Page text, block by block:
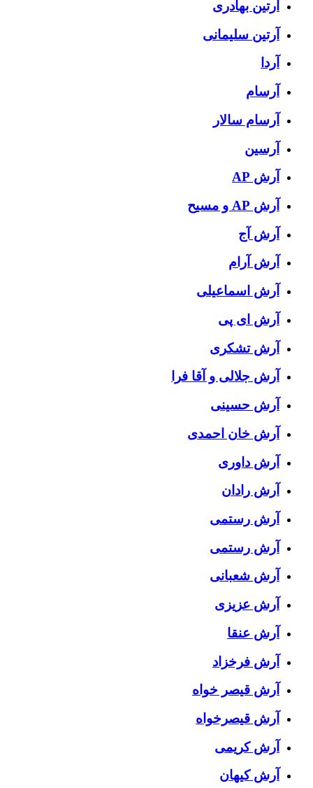
آرتین بهادری
آرتین سلیمانی
آردا
آرسام
آرسام سالار
آرسین
آرش AP
آرش AP و مسیح
آرش آج
آرش آرام
آرش اسماعیلی
آرش ای پی
آرش تشکری
آرش جلالی و آقا فرا
آرش حسینی
آرش خان احمدی
آرش داوری
آرش رادان
آرش رستمى
آرش رستمی
آرش شعبانی
آرش عزیزی
آرش عنقا
آرش فرخزاد
آرش قیصر خواه
آرش قیصرخواه
آرش کریمی
آرش کیهان